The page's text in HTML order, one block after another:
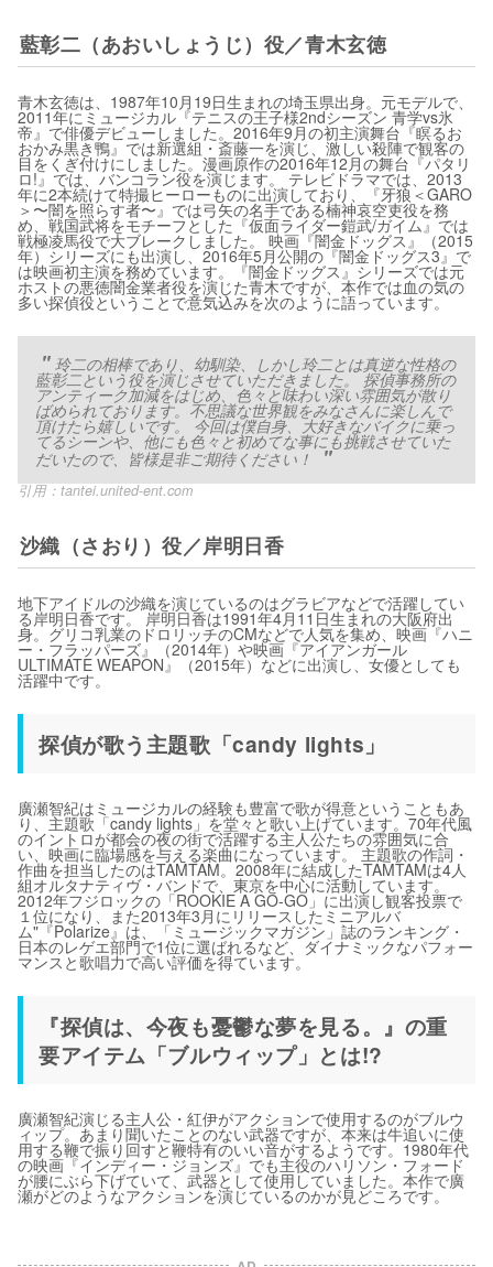
藍彰二（あおいしょうじ）役／青木玄徳
青木玄徳は、1987年10月19日生まれの埼玉県出身。元モデルで、
2011年にミュージカル『テニスの王子様2ndシーズン 青学vs氷
帝』で俳優デビューしました。2016年9月の初主演舞台『瞑るお
おかみ黒き鴨』では新選組・斎藤一を演じ、激しい殺陣で観客の
目をくぎ付けにしました。漫画原作の2016年12月の舞台『パタリ
ロ!』では、バンコラン役を演じます。 テレビドラマでは、2013
年に2本続けて特撮ヒーローものに出演しており、『牙狼＜GARO
＞〜闇を照らす者〜』では弓矢の名手である楠神哀空吏役を務
め、戦国武将をモチーフとした『仮面ライダー鎧武/ガイム』では
戦極凌馬役で大ブレークしました。 映画『闇金ドッグス』（2015
年）シリーズにも出演し、2016年5月公開の『闇金ドッグス3』で
は映画初主演を務めています。『闇金ドッグス』シリーズでは元
ホストの悪徳闇金業者役を演じた青木ですが、本作では血の気の
多い探偵役ということで意気込みを次のように語っています。
玲二の相棒であり、幼馴染、しかし玲二とは真逆な性格の
藍彰二という役を演じさせていただきました。 探偵事務所の
アンティーク加減をはじめ、色々と味わい深い雰囲気が散り
ばめられております。不思議な世界観をみなさんに楽しんで
頂けたら嬉しいです。 今回は僕自身、大好きなバイクに乗っ
てるシーンや、他にも色々と初めてな事にも挑戦させていた
だいたので、皆様是非ご期待ください！
引用：tantei.united-ent.com
沙織（さおり）役／岸明日香
地下アイドルの沙織を演じているのはグラビアなどで活躍してい
る岸明日香です。 岸明日香は1991年4月11日生まれの大阪府出
身。グリコ乳業のドロリッチのCMなどで人気を集め、映画『ハニ
ー・フラッパーズ』（2014年）や映画『アイアンガール
ULTIMATE WEAPON』（2015年）などに出演し、女優としても
活躍中です。
探偵が歌う主題歌「candy lights」
廣瀬智紀はミュージカルの経験も豊富で歌が得意ということもあ
り、主題歌「candy lights」を堂々と歌い上げています。70年代風
のイントロが都会の夜の街で活躍する主人公たちの雰囲気に合
い、映画に臨場感を与える楽曲になっています。 主題歌の作詞・
作曲を担当したのはTAMTAM。2008年に結成したTAMTAMは4人
組オルタナティヴ・バンドで、東京を中心に活動しています。
2012年フジロックの「ROOKIE A GO-GO」に出演し観客投票で
１位になり、また2013年3月にリリースしたミニアルバ
ム"『Polarize』は、「ミュージックマガジン」誌のランキング・
日本のレゲエ部門で1位に選ばれるなど、ダイナミックなパフォー
マンスと歌唱力で高い評価を得ています。
『探偵は、今夜も憂鬱な夢を見る。』の重
要アイテム「ブルウィップ」とは!?
廣瀬智紀演じる主人公・紅伊がアクションで使用するのがブルウ
ィップ。あまり聞いたことのない武器ですが、本来は牛追いに使
用する鞭で振り回すと鞭特有のいい音がするようです。1980年代
の映画『インディー・ジョンズ』でも主役のハリソン・フォード
が腰にぶら下げていて、武器として使用していました。本作で廣
瀬がどのようなアクションを演じているのかが見どころです。